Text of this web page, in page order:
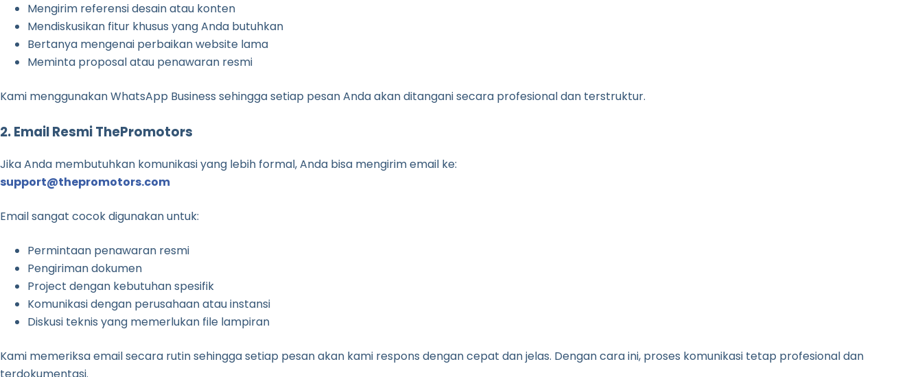
Mengirim referensi desain atau konten
Mendiskusikan fitur khusus yang Anda butuhkan
Bertanya mengenai perbaikan website lama
Meminta proposal atau penawaran resmi
Kami menggunakan WhatsApp Business sehingga setiap pesan Anda akan ditangani secara profesional dan terstruktur.
2. Email Resmi ThePromotors
Jika Anda membutuhkan komunikasi yang lebih formal, Anda bisa mengirim email ke:
support@thepromotors.com
Email sangat cocok digunakan untuk:
Permintaan penawaran resmi
Pengiriman dokumen
Project dengan kebutuhan spesifik
Komunikasi dengan perusahaan atau instansi
Diskusi teknis yang memerlukan file lampiran
Kami memeriksa email secara rutin sehingga setiap pesan akan kami respons dengan cepat dan jelas. Dengan cara ini, proses komunikasi tetap profesional dan